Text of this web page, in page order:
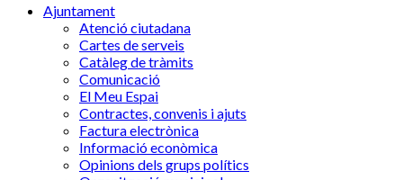
Ajuntament
Atenció ciutadana
Cartes de serveis
Catàleg de tràmits
Comunicació
El Meu Espai
Contractes, convenis i ajuts
Factura electrònica
Informació econòmica
Opinions dels grups polítics